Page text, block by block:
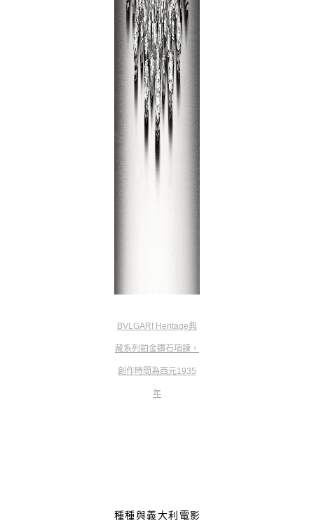
BVLGARI Heritage典
藏系列鉑金鑽石項鍊，
創作時間為西元1935
年
種種與義大利電影